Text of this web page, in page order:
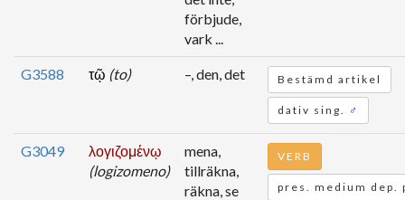
förbjude,
vark ...
G3588 τῷ (to) –, den, det Bestämd artikel
dativ sing. ♂
G3049
λογιζομένῳ
(logizomeno)
mena,
tillräkna,
räkna, se
VERB
pres. medium dep.